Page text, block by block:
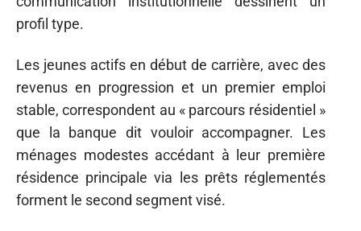
profil type.
Les jeunes actifs en début de carrière, avec des
revenus en progression et un premier emploi
stable, correspondent au « parcours résidentiel »
que la banque dit vouloir accompagner. Les
ménages modestes accédant à leur première
résidence principale via les prêts réglementés
forment le second segment visé.